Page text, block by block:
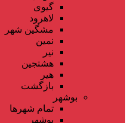
گیوی
لاهرود
مشگین شهر
نمین
نیر
هشتجین
هیر
بازگشت
بوشهر
تمام شهر‌ها
بوشهر